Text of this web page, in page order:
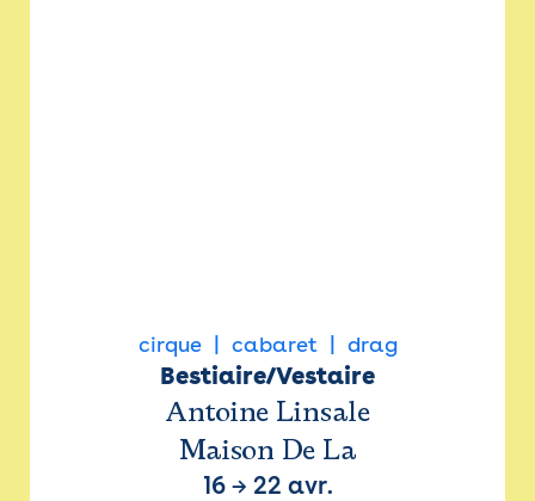
cirque cabaret drag
Bestiaire/Vestaire
Antoine Linsale
Maison De La
16→ 22 avr.